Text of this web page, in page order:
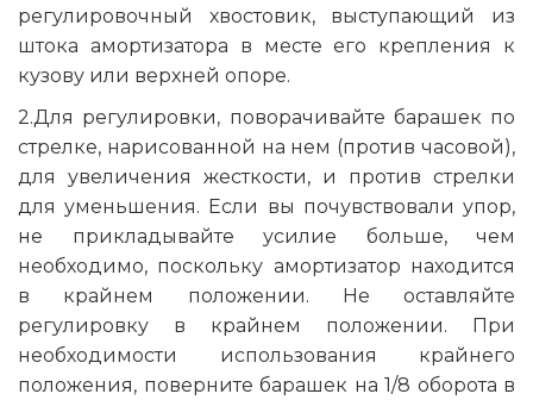
регулировочный хвостовик, выступающий из
штока амортизатора в месте его крепления к
кузову или верхней опоре.
2.Для регулировки, поворачивайте барашек по
стрелке, нарисованной на нем (против часовой),
для увеличения жесткости, и против стрелки
для уменьшения. Если вы почувствовали упор,
не прикладывайте усилие больше, чем
необходимо, поскольку амортизатор находится
в крайнем положении. Не оставляйте
регулировку в крайнем положении. При
необходимости использования крайнего
положения, поверните барашек на 1/8 оборота в